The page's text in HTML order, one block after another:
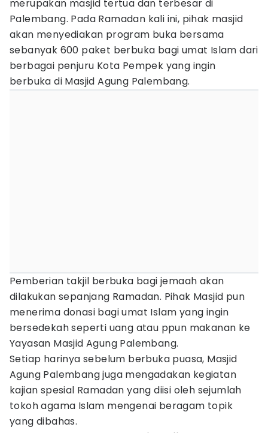
merupakan masjid tertua dan terbesar di
Palembang. Pada Ramadan kali ini, pihak masjid
akan menyediakan program buka bersama
sebanyak 600 paket berbuka bagi umat Islam dari
berbagai penjuru Kota Pempek yang ingin
berbuka di Masjid Agung Palembang.
Pemberian takjil berbuka bagi jemaah akan
dilakukan sepanjang Ramadan. Pihak Masjid pun
menerima donasi bagi umat Islam yang ingin
bersedekah seperti uang atau ppun makanan ke
Yayasan Masjid Agung Palembang.
Setiap harinya sebelum berbuka puasa, Masjid
Agung Palembang juga mengadakan kegiatan
kajian spesial Ramadan yang diisi oleh sejumlah
tokoh agama Islam mengenai beragam topik
yang dibahas.